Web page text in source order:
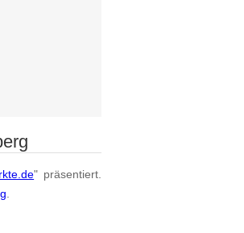
" präsentiert.
.